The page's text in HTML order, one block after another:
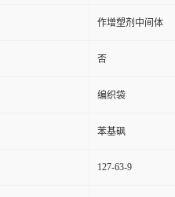
作增塑剂中间体
否
编织袋
苯基砜
127-63-9